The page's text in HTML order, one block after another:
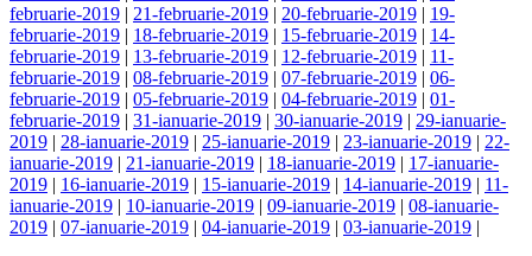
februarie-2019 | 21-februarie-2019 | 20-februarie-2019 | 19-
februarie-2019 | 18-februarie-2019 | 15-februarie-2019 | 14-
februarie-2019 | 13-februarie-2019 | 12-februarie-2019 | 11-
februarie-2019 | 08-februarie-2019 | 07-februarie-2019 | 06-
februarie-2019 | 05-februarie-2019 | 04-februarie-2019 | 01-
februarie-2019 | 31-ianuarie-2019 | 30-ianuarie-2019 | 29-ianuarie-
2019 | 28-ianuarie-2019 | 25-ianuarie-2019 | 23-ianuarie-2019 | 22-
ianuarie-2019 | 21-ianuarie-2019 | 18-ianuarie-2019 | 17-ianuarie-
2019 | 16-ianuarie-2019 | 15-ianuarie-2019 | 14-ianuarie-2019 | 11-
ianuarie-2019 | 10-ianuarie-2019 | 09-ianuarie-2019 | 08-ianuarie-
2019 | 07-ianuarie-2019 | 04-ianuarie-2019 | 03-ianuarie-2019 |